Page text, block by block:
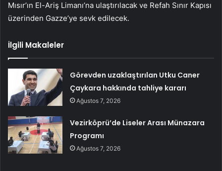
Mısır’ın El-Ariş Limanı’na ulaştırılacak ve Refah Sınır Kapısı
üzerinden Gazze’ye sevk edilecek.
İlgili Makaleler
Görevden uzaklaştırılan Utku Caner
Çaykara hakkında tahliye kararı
Ağustos 7, 2026
Vezirköprü’de Liseler Arası Münazara
Programı
Ağustos 7, 2026